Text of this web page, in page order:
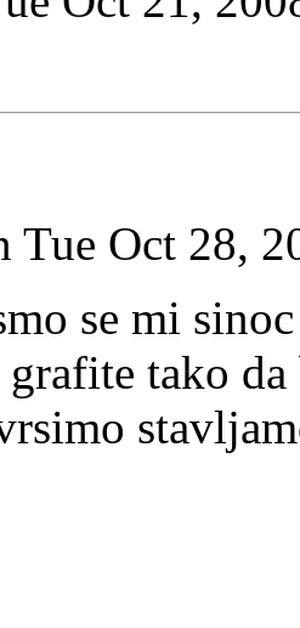
Tue Oct 28,
se mi
tako